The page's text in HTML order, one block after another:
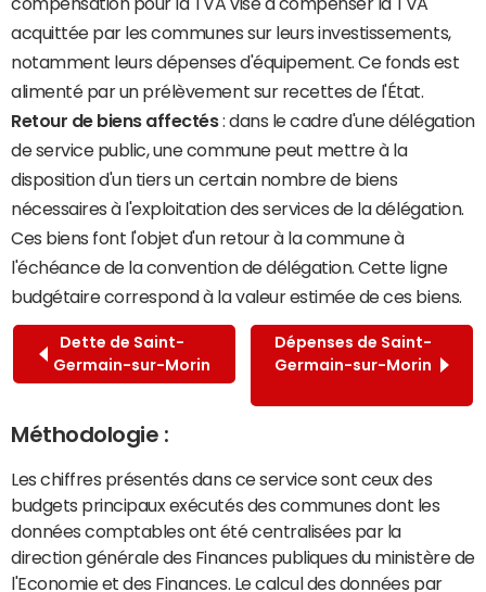
acquittée par les communes sur leurs investissements,
notamment leurs dépenses d'équipement. Ce fonds est
alimenté par un prélèvement sur recettes de l'État.
Retour de biens affectés: dans le cadre d'une délégation
de service public, une commune peut mettre à la
disposition d'un tiers un certain nombre de biens
nécessaires à l'exploitation des services de la délégation.
Ces biens font l'objet d'un retour à la commune à
l'échéance de la convention de délégation. Cette ligne
budgétaire correspond à la valeur estimée de ces biens.
Dette de Saint-
Germain-sur-Morin
Dépenses de Saint-
Germain-sur-Morin
Méthodologie :
Les chiffres présentés dans ce service sont ceux des
budgets principaux exécutés des communes dont les
données comptables ont été centralisées par la
direction générale des Finances publiques du ministère de
l'Economie et des Finances. Le calcul des données par